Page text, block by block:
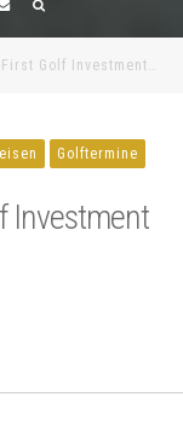
Golf Investment…
Golftermine
Investment